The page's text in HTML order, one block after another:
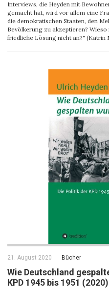
Interviews, die Heyden mit
gemacht hat, wird vor allem eine
die demokratischen Staaten, den
Bevölkerung zu akzeptieren?
friedliche Lösung nicht an?" (Katrin
21. August 2020 Bücher
Wie Deutschland
KPD 1945 bis 1951 (2020)